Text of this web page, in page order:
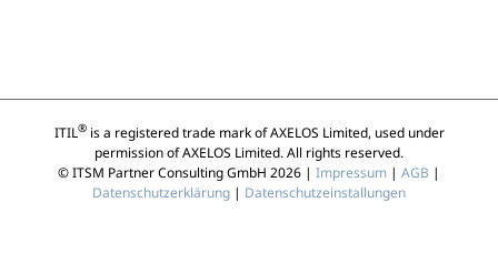
ITIL®is a registered trade mark of AXELOS Limited, used under
permission of AXELOS Limited. All rights reserved.
© ITSM Partner Consulting GmbH 2026 | Impressum | AGB |
Datenschutzerklärung | Datenschutzeinstallungen